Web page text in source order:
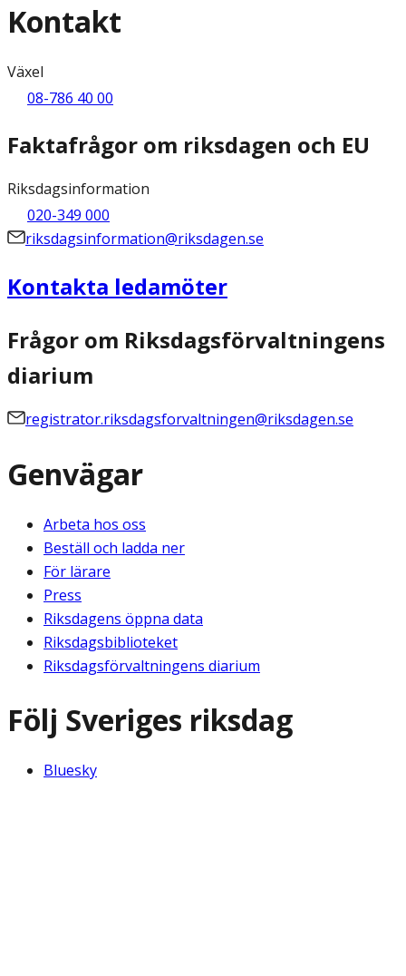
Kontakt
Växel
08-786 40 00
Faktafrågor om riksdagen och EU
Riksdagsinformation
020-349 000
riksdagsinformation@riksdagen.se
Kontakta ledamöter
Frågor om Riksdagsförvaltningens
diarium
registrator.riksdagsforvaltningen@riksdagen.se
Genvägar
Arbeta hos oss
Beställ och ladda ner
För lärare
Press
Riksdagens öppna data
Riksdagsbiblioteket
Riksdagsförvaltningens diarium
Följ Sveriges riksdag
Bluesky